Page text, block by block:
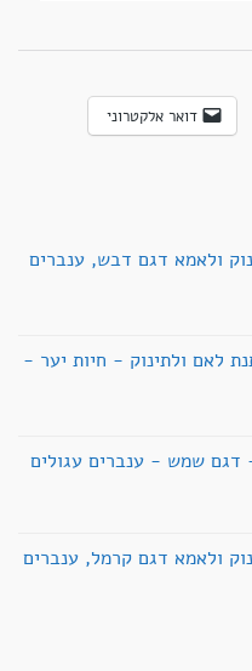
דואר אלקטרוני
ולאמא דגם דבש, ענברים
לאם ולתינוק - חיות יער -
שמש - ענברים עגולים
ולאמא דגם קרמל, ענברים